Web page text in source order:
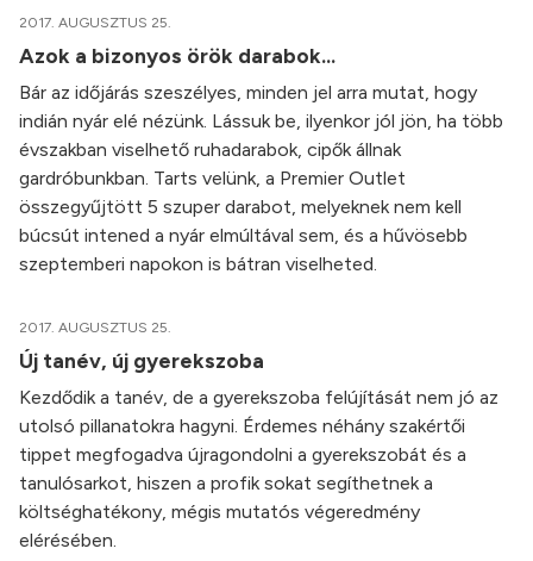
2017. AUGUSZTUS 25.
Azok a bizonyos örök darabok...
Bár az időjárás szeszélyes, minden jel arra mutat, hogy
indián nyár elé nézünk. Lássuk be, ilyenkor jól jön, ha több
évszakban viselhető ruhadarabok, cipők állnak
gardróbunkban. Tarts velünk, a Premier Outlet
összegyűjtött 5 szuper darabot, melyeknek nem kell
búcsút intened a nyár elmúltával sem, és a hűvösebb
szeptemberi napokon is bátran viselheted.
2017. AUGUSZTUS 25.
Új tanév, új gyerekszoba
Kezdődik a tanév, de a gyerekszoba felújítását nem jó az
utolsó pillanatokra hagyni. Érdemes néhány szakértői
tippet megfogadva újragondolni a gyerekszobát és a
tanulósarkot, hiszen a profik sokat segíthetnek a
költséghatékony, mégis mutatós végeredmény
elérésében.